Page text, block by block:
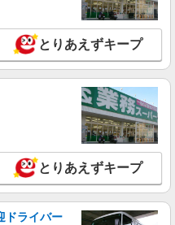
とりあえずキープ
とりあえずキープ
ドライバー